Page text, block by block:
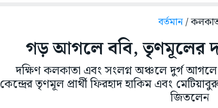
বর্তমান/
গড় আগলে ববি, তৃণমূলের
দক্ষিণ কলকাতা এবং সংলগ্ন অঞ্চলে দুর্গ আগলে
কেন্দ্রের তৃণমূল প্রার্থী ফিরহাদ হাকিম এবং
জিতলেন